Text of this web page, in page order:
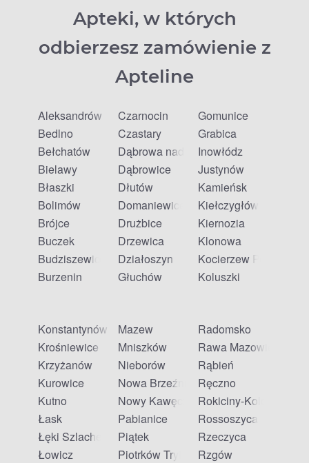
Apteki, w których
odbierzesz zamówienie z
Apteline
Aleksandrów
Bedlno
Bełchatów
Bielawy
Błaszki
Bolimów
Brójce
Buczek
Budziszewice
Burzenin
Czarnocin
Czastary
Dąbrowa nad Czarną
Dąbrowice
Dłutów
Domaniewice
Drużbice
Drzewica
Działoszyn
Głuchów
Gomunice
Grabica
Inowłódz
Justynów
Kamieńsk
Kiełczygłów
Kiernozia
Klonowa
Kocierzew
Koluszki
Konstantynów Łódzki
Krośniewice
Krzyżanów
Kurowice
Kutno
Łask
Łęki Szlacheckie
Łowicz
Mazew
Mniszków
Nieborów
Nowa Brzeźnica
Nowy Kawęczyn
Pabianice
Piątek
Piotrków Trybunalski
Radomsko
Rawa Mazowiecka
Rąbień
Ręczno
Rokiciny-Kolonia
Rossoszyca
Rzeczyca
Rzgów